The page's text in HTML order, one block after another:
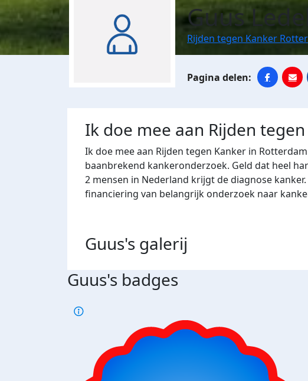
Guus
Rijden tegen Kanker
Ik doe mee aan Rijden
Ik doe mee aan Rijden tegen Kanker in
baanbrekend kankeronderzoek. Geld dat heel
2 mensen in Nederland krijgt de diagnose
financiering van belangrijk onderzoek naar
Guus's galerij
Guus's badges